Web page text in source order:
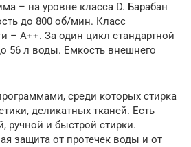
– на уровне класса D. Барабан
до 800 об/мин. Класс
– A++. За один цикл стандартной
56 л воды. Емкость внешнего
среди которых стирка
деликатных тканей. Есть
ручной и быстрой стирки.
защита от протечек воды и от